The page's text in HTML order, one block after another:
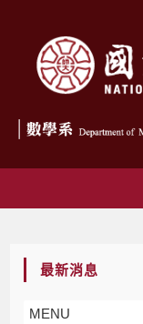
最新消息
MENU